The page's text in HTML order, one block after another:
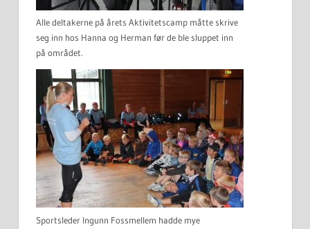
Alle deltakerne på årets Aktivitetscamp måtte skrive
seg inn hos Hanna og Herman før de ble sluppet inn
på området.
Sportsleder Ingunn Fossmellem hadde mye